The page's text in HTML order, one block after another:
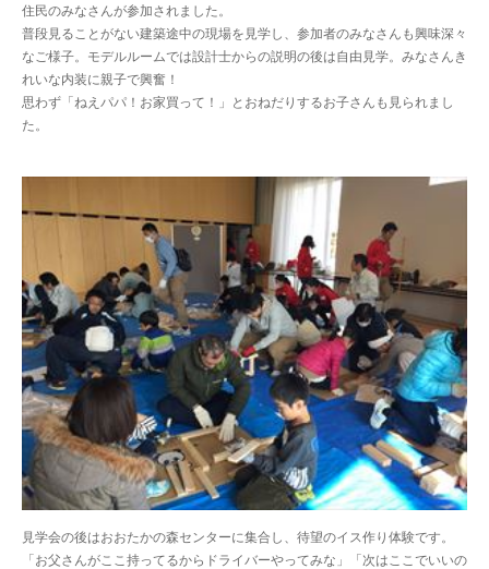
住民のみなさんが参加されました。
普段見ることがない建築途中の現場を見学し、参加者のみなさんも興味深々
なご様子。モデルルームでは設計士からの説明の後は自由見学。みなさんき
れいな内装に親子で興奮！
思わず「ねえパパ！お家買って！」とおねだりするお子さんも見られまし
た。
見学会の後はおおたかの森センターに集合し、待望のイス作り体験です。
「お父さんがここ持ってるからドライバーやってみな」「次はここでいいの